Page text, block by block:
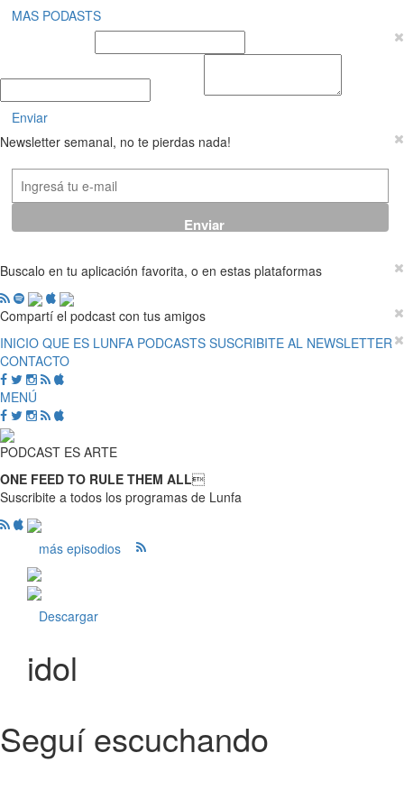
MAS PODASTS
Enviar
Newsletter semanal, no te pierdas nada!
Buscalo en tu aplicación favorita, o en estas plataformas
Compartí el podcast con tus amigos
INICIO QUE ES LUNFA PODCASTS SUSCRIBITE AL NEWSLETTER
CONTACTO
MENÚ
PODCAST ES ARTE
ONE FEED TO RULE THEM ALL
Suscribite a todos los programas de Lunfa
más episodios
Descargar
idol
Seguí escuchando